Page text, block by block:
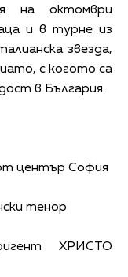
на октомври
и в турне из
звезда,
с когото са
в България.
център София
тенор
ХРИСТО